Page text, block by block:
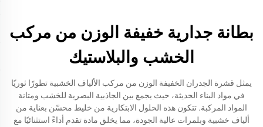
بطانة جدارية خفيفة الوزن من مركب
الخشب والبلاستيك
يمثل قشرة الجدران الخفيفة الوزن من مركب الألياف الخشبية تطورًا ثوريًا
في مواد البناء الحديثة، حيث يجمع بين الجاذبية البصرية للخشب ومتانة
المواد المركبة. تتكون هذه الحلول الابتكارية من خليط محسّن بعناية من
ألياف خشبية وبلمرات عالية الجودة، مما يخلق مادة تقدم أداءً استثنائيًا مع